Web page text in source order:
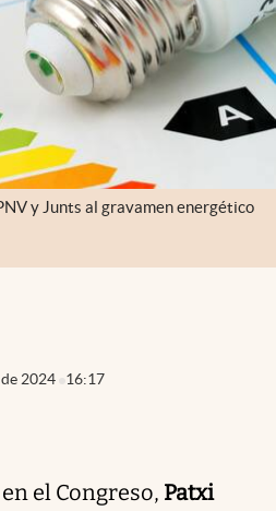
y Junts al gravamen energético
2024 16:17
en el Congreso, Patxi